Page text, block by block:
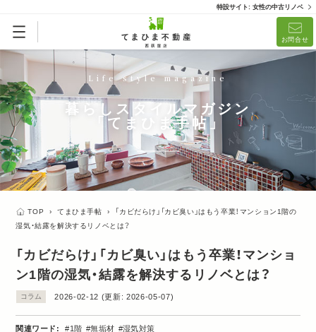
特設サイト: 女性の中古リノベ
お問合せ
Life style magazine
暮らしスタイルマガジン
「てまひま手帖」
TOP › てまひま手帖 ›
「カビだらけ」「カビ臭い」はもう卒業！マンション1階の
湿気・結露を解決するリノベとは？
「カビだらけ」「カビ臭い」はもう卒業！マンショ
ン1階の湿気・結露を解決するリノベとは？
コラム 2026-02-12 (更新: 2026-05-07)
関連ワード: 1階 無垢材 湿気対策